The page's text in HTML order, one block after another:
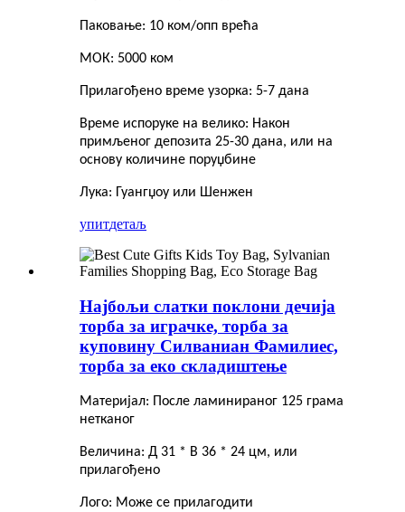
Паковање: 10 ком/опп врећа
МОК: 5000 ком
Прилагођено време узорка: 5-7 дана
Време испоруке на велико: Након
примљеног депозита 25-30 дана, или на
основу количине поруџбине
Лука: Гуангџоу или Шенжен
упитдетаљ
Најбољи слатки поклони дечија
торба за играчке, торба за
куповину Силваниан Фамилиес,
торба за еко складиштење
Материјал: После ламинираног 125 грама
нетканог
Величина: Д 31 * В 36 * 24 цм, или
прилагођено
Лого: Може се прилагодити